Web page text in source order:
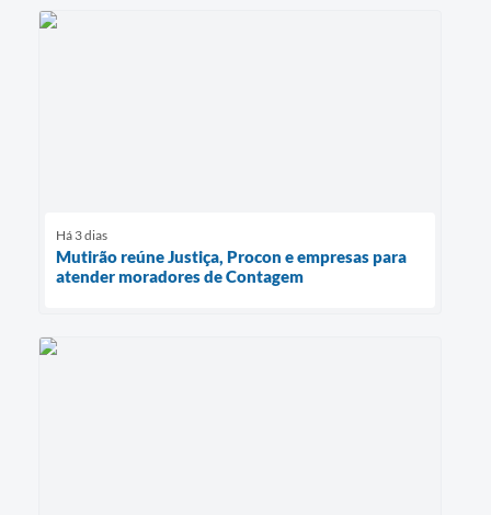
Há 3 dias
Mutirão reúne Justiça, Procon e empresas para
atender moradores de Contagem